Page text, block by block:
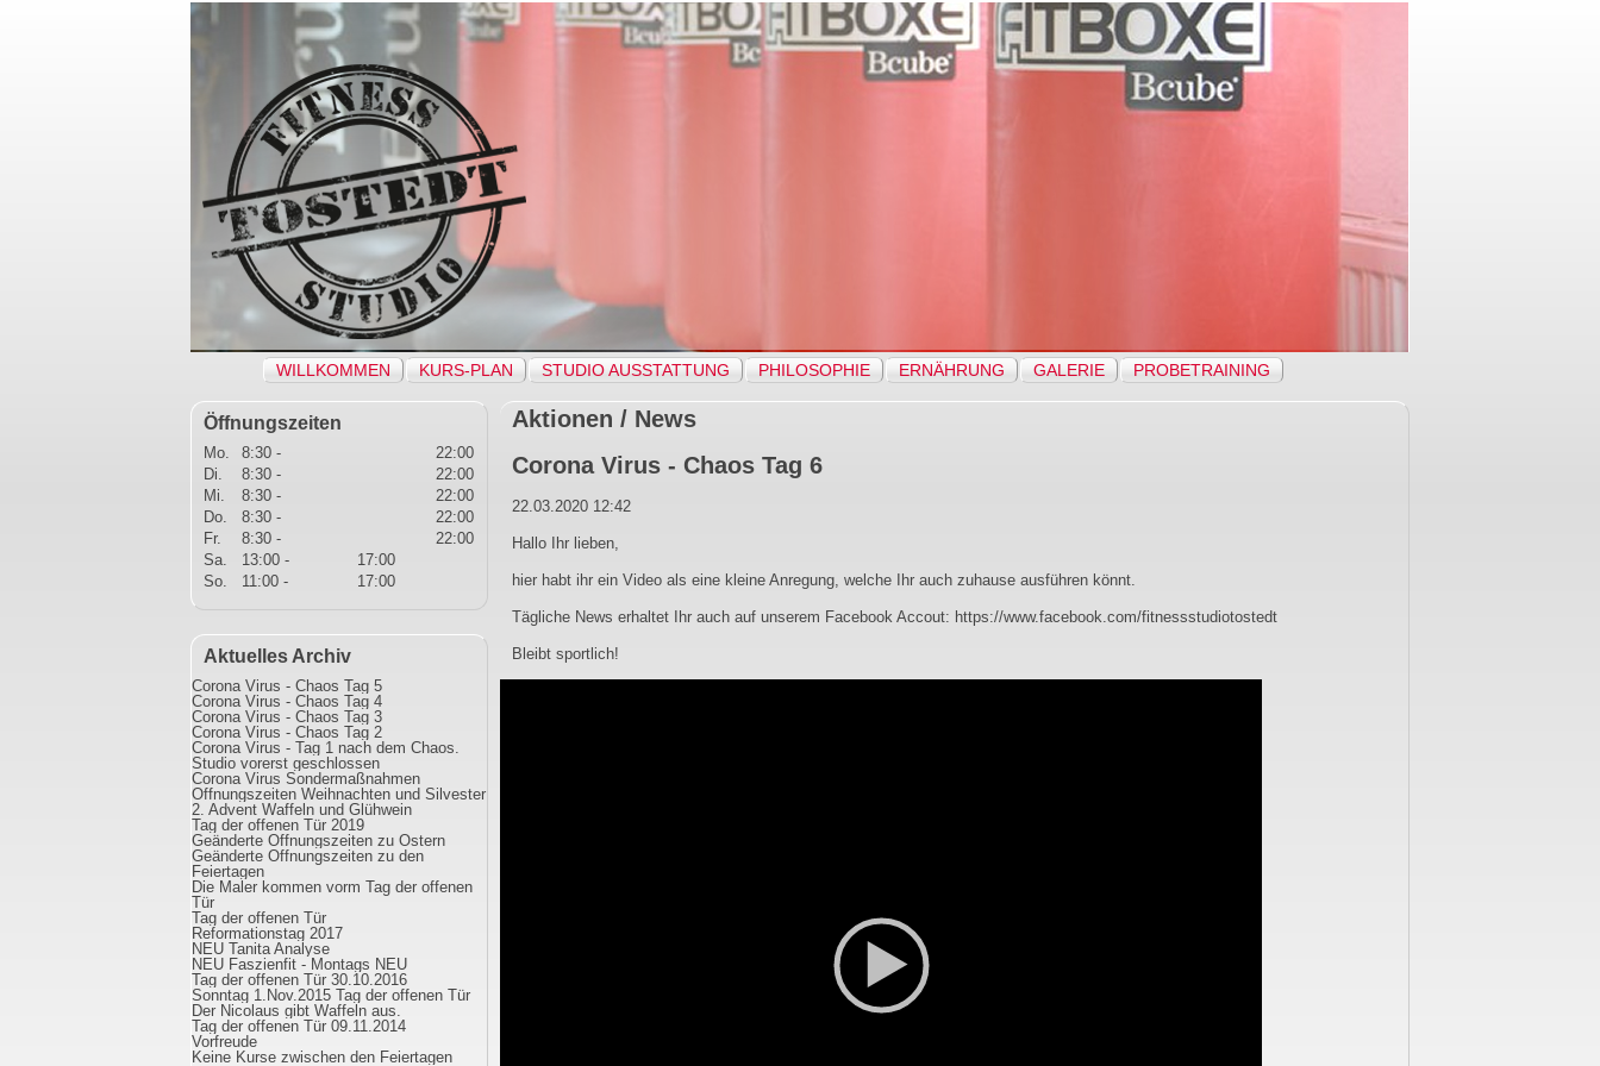
WILLKOMMEN KURS-PLAN STUDIO AUSSTATTUNG PHILOSOPHIE ERNÄHRUNG GALERIE PROBETRAINING
Aktionen / News
Corona Virus - Chaos Tag 6
22.03.2020 12:42
Hallo Ihr lieben,
hier habt ihr ein Video als eine kleine Anregung, welche Ihr auch zuhause ausführen könnt.
Tägliche News erhaltet Ihr auch auf unserem Facebook Accout: https://www.facebook.com/fitnessstudiotostedt
Bleibt sportlich!
Öffnungszeiten
Mo. 8:30 -
22:00
Di.
8:30 -
22:00
Mi.
8:30 -
22:00
Do.
8:30 -
22:00
Fr.
8:30 -
22:00
Sa.
13:00 -
17:00
So.
11:00 - 17:00
Aktuelles Archiv
Corona Virus - Chaos Tag 5
Corona Virus - Chaos Tag 4
Corona Virus - Chaos Tag 3
Corona Virus - Chaos Tag 2
Corona Virus - Tag 1 nach dem Chaos.
Studio vorerst geschlossen
Corona Virus Sondermaßnahmen
Öffnungszeiten Weihnachten und Silvester
2. Advent Waffeln und Glühwein
Tag der offenen Tür 2019
Geänderte Öffnungszeiten zu Ostern
Geänderte Öffnungszeiten zu den
Feiertagen
Die Maler kommen vorm Tag der offenen
Tür
Tag der offenen Tür
Reformationstag 2017
NEU Tanita Analyse
NEU Faszienfit - Montags NEU
Tag der offenen Tür 30.10.2016
Sonntag 1.Nov.2015 Tag der offenen Tür
Der Nicolaus gibt Waffeln aus.
Tag der offenen Tür 09.11.2014
Vorfreude
Keine Kurse zwischen den Feiertagen